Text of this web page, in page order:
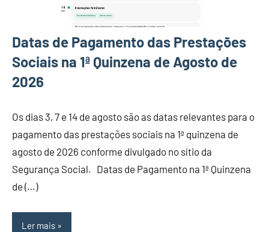
Datas de Pagamento das Prestações
Sociais na 1ª Quinzena de Agosto de
2026
Os dias 3, 7 e 14 de agosto são as datas relevantes para o
pagamento das prestações sociais na 1ª quinzena de
agosto de 2026 conforme divulgado no sítio da
Segurança Social. Datas de Pagamento na 1ª Quinzena
de (…)
Ler mais